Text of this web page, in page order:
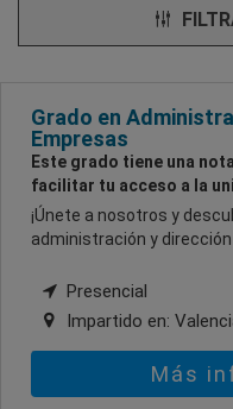
Grado en
Empresas
Este grado tiene una
facilitar tu acceso a la
¡Únete a nosotros y
administración y
Presencial
Impartido en:
Más